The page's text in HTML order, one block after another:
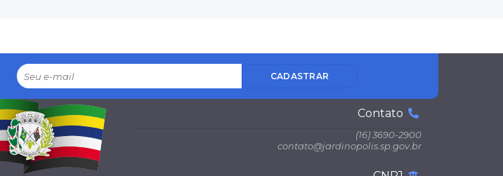
CADASTRAR
Contato
(16) 3690-2900
contato@jardinopolis.sp.gov.br